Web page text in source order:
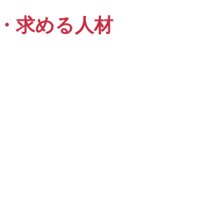
求める人材